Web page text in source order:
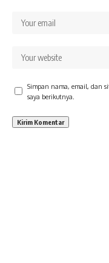
Simpan nama, email, dan
saya berikutnya.